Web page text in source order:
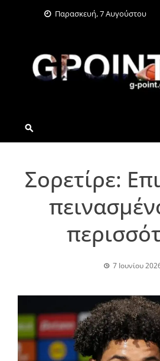
Παρασκευή, 7 Αυγούστου
G-
Σορετίρε:
7 Ιουνίου